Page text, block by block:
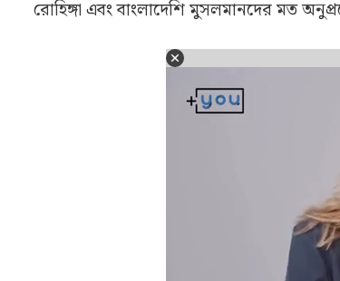
বন্যা ও মাস্টারপ্ল্যান নিয়ে
প্রতি বছরের বন্যা ও সাধারণ মানুষের
মাস্টারপ্ল্যান নিয়ে মুখ্যমন্ত্রী ও এলাকার
ধরে প্রতিশ্রুতি দিয়েছেন যে, ২০২৬ সালে
“দুবাইতে যা করেছে, সব তথ্য আমার কাছে